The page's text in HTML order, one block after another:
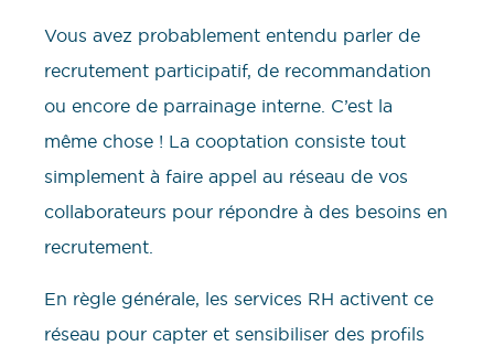
Vous avez probablement entendu parler de
recrutement participatif, de recommandation
ou encore de parrainage interne. C’est la
même chose ! La cooptation consiste tout
simplement à faire appel au réseau de vos
collaborateurs pour répondre à des besoins en
recrutement.
En règle générale, les services RH activent ce
réseau pour capter et sensibiliser des profils